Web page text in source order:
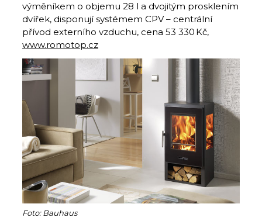
výměníkem o objemu 28 l a dvojitým prosklením
dvířek, disponují systémem CPV – centrální
přívod externího vzduchu, cena 53 330 Kč,
www.romotop.cz
Foto: Bauhaus